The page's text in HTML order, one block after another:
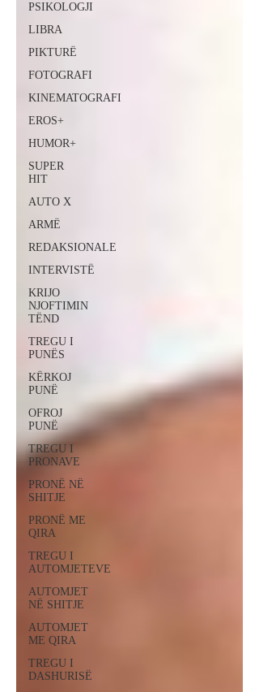
PSIKOLOGJI
LIBRA
PIKTURË
FOTOGRAFI
KINEMATOGRAFI
EROS+
HUMOR+
SUPER
HIT
AUTO X
ARMË
REDAKSIONALE
INTERVISTË
KRIJO
NJOFTIMIN
TËND
TREGU I
PUNËS
KËRKOJ
PUNË
OFROJ
PUNË
TREGU I
PRONAVE
PRONË NË
SHITJE
PRONË ME
QIRA
TREGU I
AUTOMJETEVE
AUTOMJET
NË SHITJE
AUTOMJET
ME QIRA
TREGU I
DASHURISË